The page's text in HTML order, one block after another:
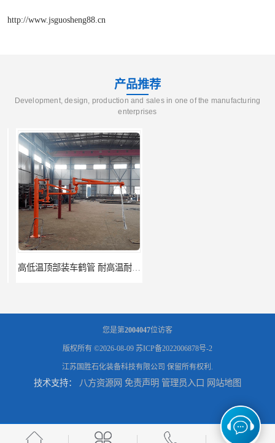
http://www.jsguosheng88.cn
产品推荐
Development, design, production and sales in one of the manufacturing
enterprises
高低温顶部装车鹤管 耐高温耐高压耐腐蚀
鹤管活动梯_鹤管活动梯销售_鹤管活动梯供应商 输油臂_输油臂批发_输油臂厂家
您是第2004047位访客
版权所有 ©2026-08-09 苏ICP备2022006878号-2
江苏国胜石化装备科技有限公司 保留所有权利.
技术支持： 八方资源网 免责声明 管理员入口 网站地图